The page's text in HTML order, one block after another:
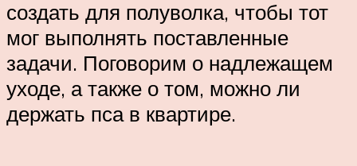
создать для полуволка, чтобы тот
мог выполнять поставленные
задачи. Поговорим о надлежащем
уходе, а также о том, можно ли
держать пса в квартире.